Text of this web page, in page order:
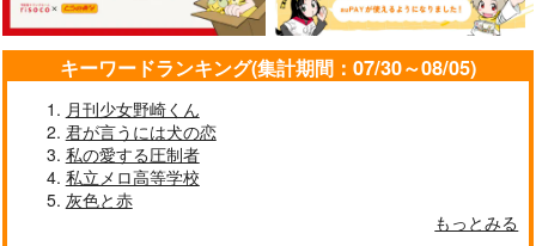
Before Happily ever
送水管1126番
円（税込）
Happily ever after
2時間睡眠
3,144
アルキメデス×岸波白野
キーワードランキング(集計期間：07/30～08/05)
月刊少女野崎くん
君が言うには犬の恋
私の愛する圧制者
私立メロ高等学校
灰色と赤
もっとみる